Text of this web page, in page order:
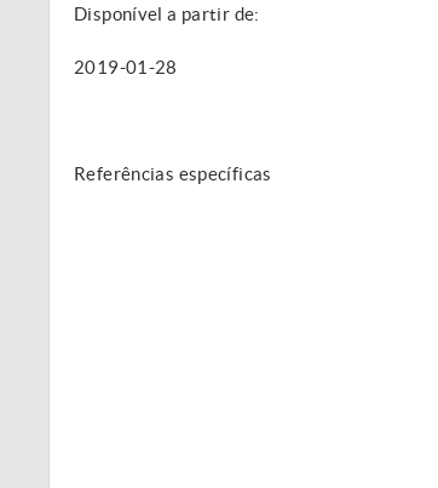
Disponível a partir de:
2019-01-28
Referências específicas